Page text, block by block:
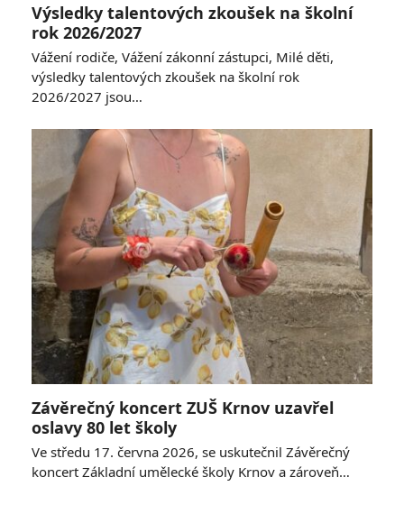
Výsledky talentových zkoušek na školní
rok 2026/2027
Vážení rodiče, Vážení zákonní zástupci, Milé děti,
výsledky talentových zkoušek na školní rok
2026/2027 jsou…
Závěrečný koncert ZUŠ Krnov uzavřel
oslavy 80 let školy
Ve středu 17. června 2026, se uskutečnil Závěrečný
koncert Základní umělecké školy Krnov a zároveň…